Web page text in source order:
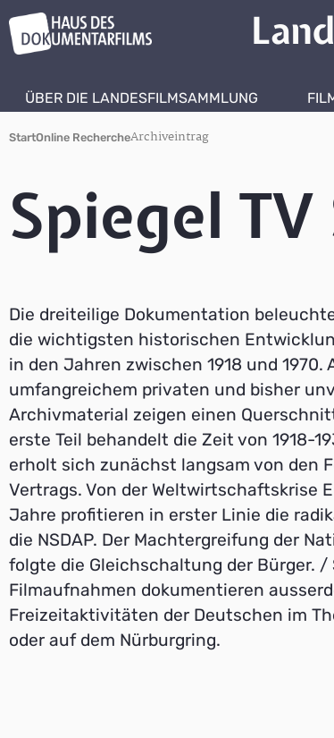
ÜBER DIE LANDESFILMSAMMLUNG
StartOnline RechercheArchiveintrag
Spiegel TV
Die dreiteilige Dokumentation
die wichtigsten historischen
in den Jahren zwischen 1918 und
umfangreichem privaten und bisher
Archivmaterial zeigen einen
erste Teil behandelt die Zeit von 1918-
erholt sich zunächst langsam von den
Vertrags. Von der Weltwirtschaftskrise
Jahre profitieren in erster Linie die
die NSDAP. Der Machtergreifung der
folgte die Gleichschaltung der Bürger. /
Filmaufnahmen dokumentieren
Freizeitaktivitäten der Deutschen im
oder auf dem Nürburgring.